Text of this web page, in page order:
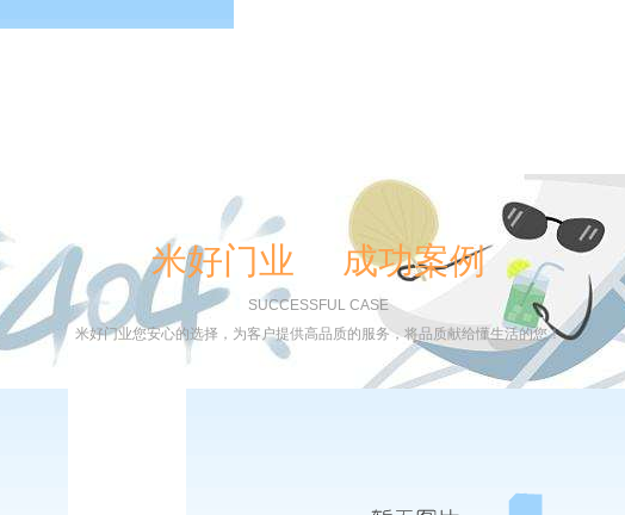
米好门业 成功案例
SUCCESSFUL CASE
米好门业您安心的选择，为客户提供高品质的服务，将品质献给懂生活的您！